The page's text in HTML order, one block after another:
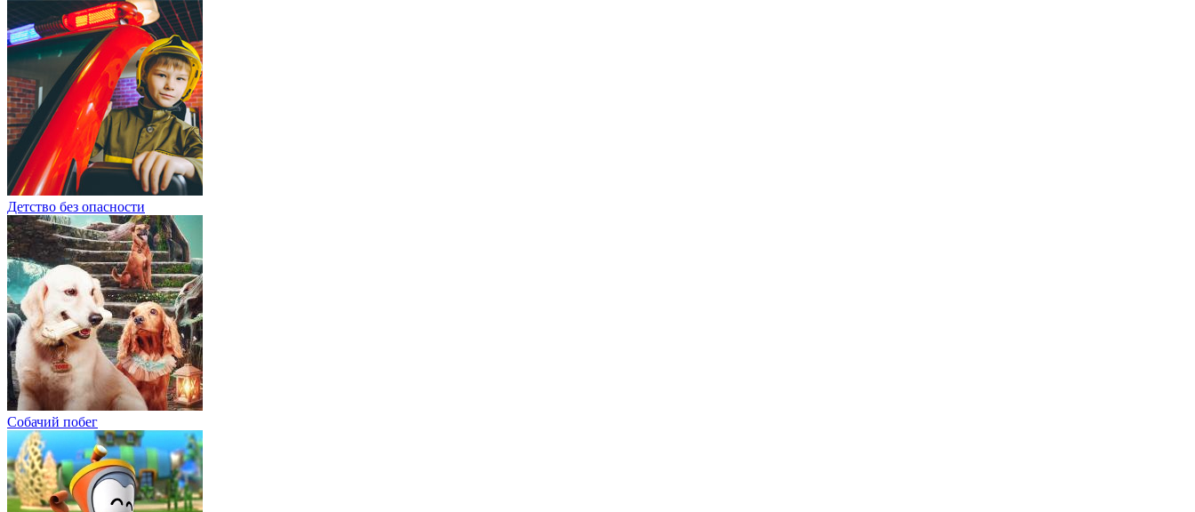
Детство без опасности
Собачий побег